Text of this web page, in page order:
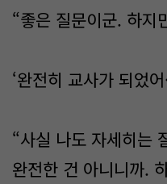
“좋은 질문이군. 하지
‘완전히 교사가 되었어
“사실 나도 자세히는
완전한 건 아니니까.